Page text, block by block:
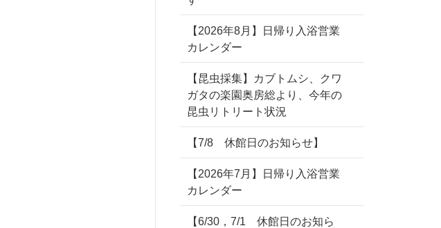
【2026年8月】日帰り入浴営業
カレンダー
【昆虫採集】カブトムシ、クワ
ガタの楽園奥房総より、今年の
昆虫リトリート状況
【7/8 休館日のお知らせ】
【2026年7月】日帰り入浴営業
カレンダー
【6/30，7/1 休館日のお知ら